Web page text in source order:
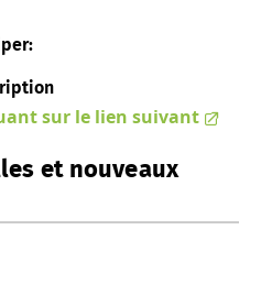
sur le lien suivant
et nouveaux